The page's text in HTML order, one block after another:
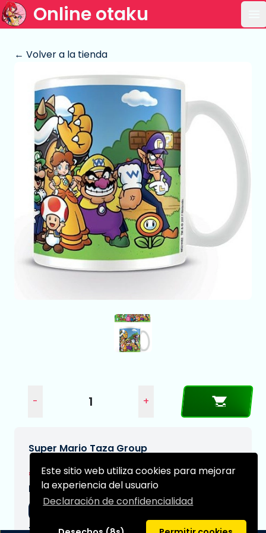
Este sitio web utiliza cookies para mejorar
la experiencia del usuario
Declaración de confidencialidad
Online otaku
← Volver a la tienda
Super Mario Taza Group
€10,95
Fecha de entrega prevista:
- +